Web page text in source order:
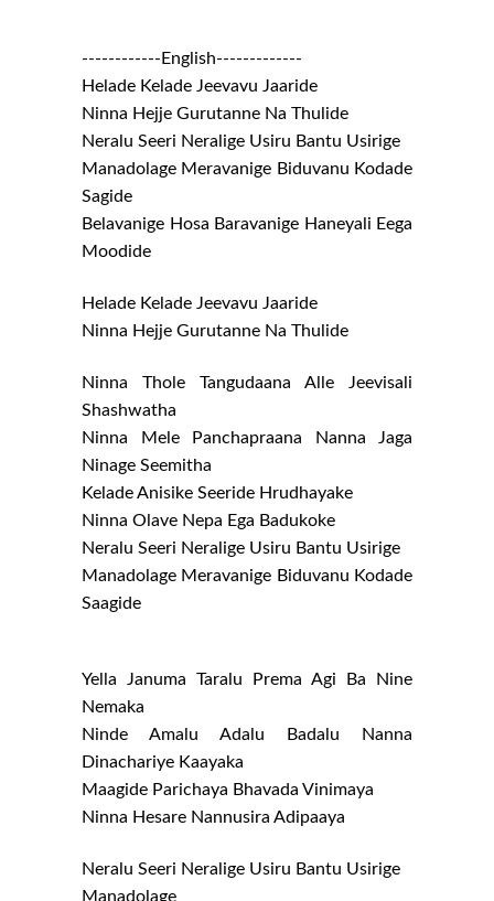
------------English-------------
Helade Kelade Jeevavu Jaaride
Ninna Hejje Gurutanne Na Thulide
Neralu Seeri Neralige Usiru Bantu Usirige
Manadolage Meravanige Biduvanu Kodade
Sagide
Belavanige Hosa Baravanige Haneyali Eega
Moodide
Helade Kelade Jeevavu Jaaride
Ninna Hejje Gurutanne Na Thulide
Ninna Thole Tangudaana Alle Jeevisali
Shashwatha
Ninna Mele Panchapraana Nanna Jaga
Ninage Seemitha
Kelade Anisike Seeride Hrudhayake
Ninna Olave Nepa Ega Badukoke
Neralu Seeri Neralige Usiru Bantu Usirige
Manadolage Meravanige Biduvanu Kodade
Saagide
Yella Januma Taralu Prema Agi Ba Nine
Nemaka
Ninde Amalu Adalu Badalu Nanna
Dinachariye Kaayaka
Maagide Parichaya Bhavada Vinimaya
Ninna Hesare Nannusira Adipaaya
Neralu Seeri Neralige Usiru Bantu Usirige
Manadolage